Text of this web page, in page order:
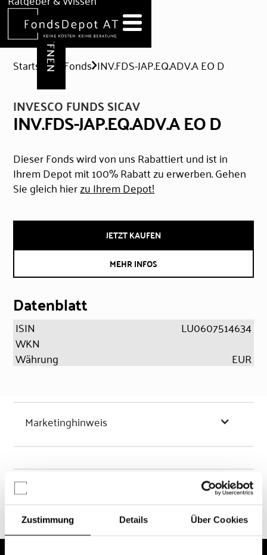
Zustimmung Details Über Cookies
Hilfe & Formulare
DEPOT ERÖFFNEN
Startseite Fonds INV.FDS-JAP.EQ.ADV.A EO D
INVESCO FUNDS SICAV
INV.FDS-JAP.EQ.ADV.A EO D
Dieser Fonds wird von uns Rabattiert und ist in
Ihrem Depot mit 100% Rabatt zu erwerben. Gehen
Sie gleich hierzu Ihrem Depot!
JETZT KAUFEN
MEHR INFOS
Datenblatt
ISIN
LU0607514634
WKN
Währung
EUR
Marketinghinweis
Chancen & Risiken